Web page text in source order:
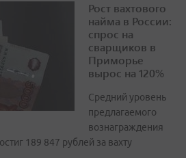
Рост вахтового
найма в России:
спрос на
сварщиков в
Приморье
вырос на 120%
Средний уровень
предлагаемого
вознаграждения
189 847 рублей за вахту